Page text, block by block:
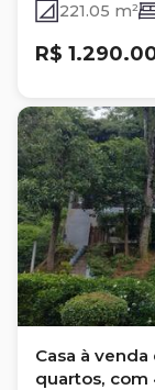
221.05 m²
R$
Casa à
quartos, com